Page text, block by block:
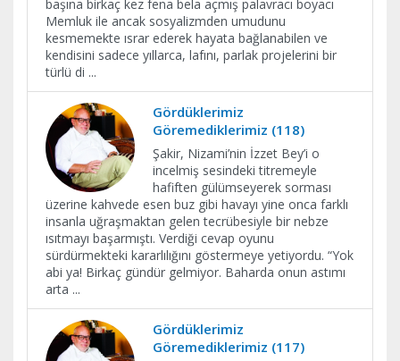
başına birkaç kez fena bela açmış palavracı boyacı
Memluk ile ancak sosyalizmden umudunu
kesmemekte ısrar ederek hayata bağlanabilen ve
kendisini sadece yıllarca, lafını, parlak projelerini bir
türlü di ...
Gördüklerimiz
Göremediklerimiz (118)
Şakir, Nizami’nin İzzet Bey’i o
incelmiş sesindeki titremeyle
hafiften gülümseyerek sorması
üzerine kahvede esen buz gibi havayı yine onca farklı
insanla uğraşmaktan gelen tecrübesiyle bir nebze
ısıtmayı başarmıştı. Verdiği cevap oyunu
sürdürmekteki kararlılığını göstermeye yetiyordu. “Yok
abi ya! Birkaç gündür gelmiyor. Baharda onun astımı
arta ...
Gördüklerimiz
Göremediklerimiz (117)